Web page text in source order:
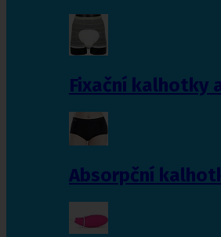
Fixační kalhotky
Absorpční